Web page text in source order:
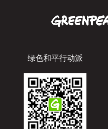
绿色和平行动派